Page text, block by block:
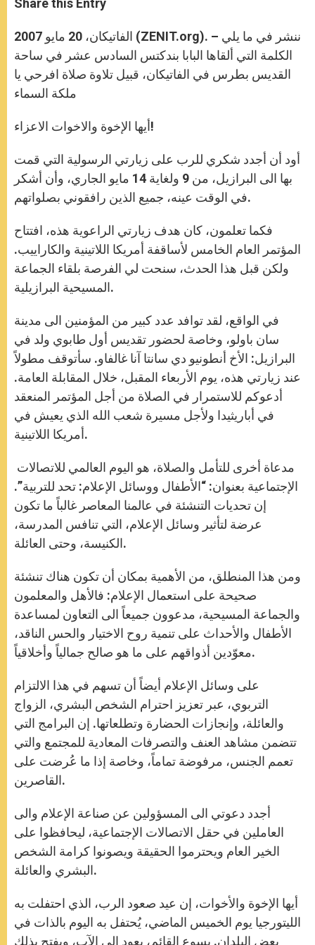
s
p
p
e
g
e
b
o
k
r
Share this Entry
الفاتيكان، 20 مايو 2007 (ZENIT.org). – ننشر في ما يلي
الكلمة التي ألقاها البابا بندكتس السادس عشر في ساحة
القديس بطرس في الفاتيكان، قبيل تلاوة صلاة افرحي يا
ملكة السماء
أيها الإخوة والاخوات الاعزاء!
أود أن أجدد شكري للرب على زيارتي الرسولية التي قمت
بها الى البرازيل، من 9 ولغاية 14 مايو الجاري، وأن أشكر
في الوقت عينه، جميع الذين رافقوني بصلواتهم.
فكما تعلمون، كان هدف زيارتي الراعوية هذه، افتتاح
المؤتمر العام الخامس لأساقفة أمريكا اللاتينية والكاراييب.
ولكن قبل هذا الحدث، سنحت لي الفرصة بلقاء الجماعة
المسيحية البرازيلية.
في الواقع، لقد توافد عدد كبير من المؤمنين الى مدينة
سان باولو، وخاصة لحضور تقديس أول طابوي ولد في
البرازيل: الأخ أنطونيو دي سانتا آنا غالفاو. سأتوقف مطولاً
عند زيارتي هذه، يوم الأربعاء المقبل، خلال المقابلة العامة.
أدعوكم للاستمرار في الصلاة من أجل المؤتمر المنعقد
في أباريثيدا ولأجل مسيرة شعب الله الذي يعيش في
أمريكا اللاتينية.
الإجتماعية بعنوان: “الأطفال ووسائل الإعلام: تحد للتربية”.
إن تحديات التنشئة في عالمنا المعاصر غالباً ما تكون
عرضة لتأثير وسائل الإعلام، التي تنافس المدرسة،
الكنيسة، وحتى العائلة.
ومن هذا المنطلق، من الأهمية بمكان أن تكون هناك تنشئة
صحيحة على استعمال الإعلام: فالأهل والمعلمون
والجماعة المسيحية، مدعوون جميعاً الى التعاون لمساعدة
الأطفال والأحداث على تنمية روح الاختيار والحس الناقد،
معوّدين أذواقهم على ما هو صالح جمالياً وأخلاقياً.
على وسائل الإعلام أيضاً أن تسهم في هذا الالتزام
التربوي، عبر تعزيز احترام الشخص البشري، الزواج
والعائلة، وإنجازات الحضارة وتطلعاتها. إن البرامج التي
تتضمن مشاهد العنف والتصرفات المعادية للمجتمع والتي
تعمم الجنس، مرفوضة تماماً، وخاصة إذا ما عُرضت على
القاصرين.
أجدد دعوتي الى المسؤولين عن صناعة الإعلام والى
العاملين في حقل الاتصالات الإجتماعية، ليحافظوا على
الخير العام ويحترموا الحقيقة ويصونوا كرامة الشخص
البشري والعائلة.
أيها الإخوة والأخوات، إن عيد صعود الرب، الذي احتفلت به
الليتورجيا يوم الخميس الماضي، يُحتفل به اليوم بالذات في
بعض البلدان. يسوع القائم، يعود الى الآب، ويفتح بذلك